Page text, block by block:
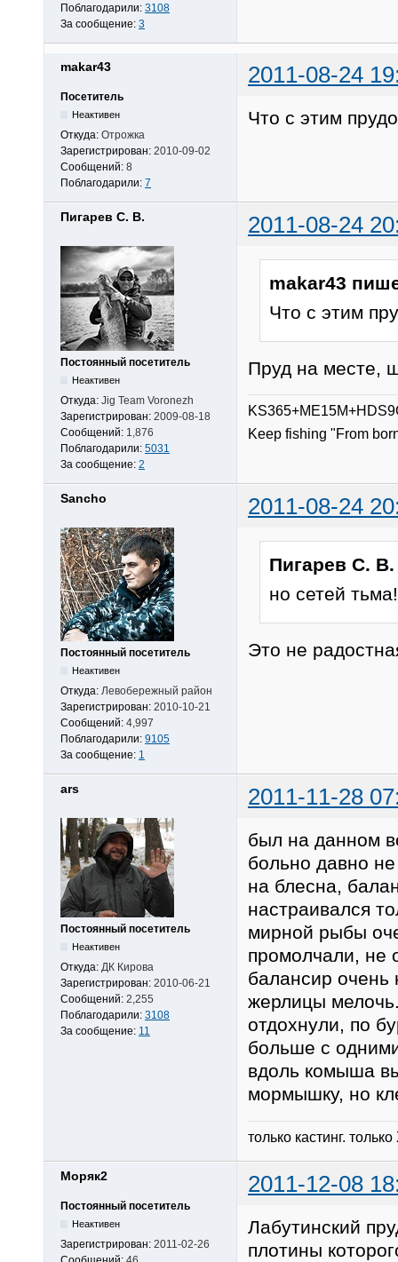
Поблагодарили: 3108
За сообщение: 3
makar43 2011-08-24
Посетитель
Неактивен
Откуда: Отрожка
Зарегистрирован: 2010-09-02
Сообщений: 8
Поблагодарили: 7
Что с этим
Пигарев С. В. 2011-08-24
Постоянный посетитель
Неактивен
Откуда: Jig Team Voronezh
Зарегистрирован: 2009-08-18
Сообщений: 1,876
Поблагодарили: 5031
За сообщение: 2
makar43
Что с этим
Пруд на месте,
Keep fishing "From
Sancho 2011-08-24
Постоянный посетитель
Неактивен
Откуда: Левобережный район
Зарегистрирован: 2010-10-21
Сообщений: 4,997
Поблагодарили: 9105
За сообщение: 1
Пигарев С.
но сетей тьма!
Это не
ars 2011-11-28
Постоянный посетитель
Неактивен
Откуда: ДК Кирова
Зарегистрирован: 2010-06-21
Сообщений: 2,255
Поблагодарили: 3108
За сообщение: 11
был на данном
больно давно
на блесна,
настраивался
мирной рыбы
промолчали, не
балансир очень
жерлицы
отдохнули, по
больше с
вдоль комыша
мормышку, но
только кастинг.
Моряк2 2011-12-08
Постоянный посетитель
Неактивен
Зарегистрирован: 2011-02-26
Лабутинский
плотины